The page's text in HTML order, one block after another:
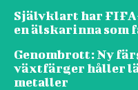
Självklart har
en älskarinna som
Genombrott: Ny
växtfärger håller
metaller